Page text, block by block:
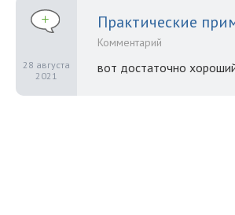
28 августа
2021
Практические
Комментарий
вот достаточно